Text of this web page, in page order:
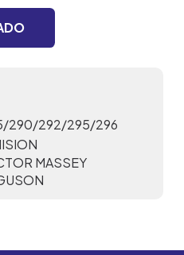
290/292/295/296
MASSEY